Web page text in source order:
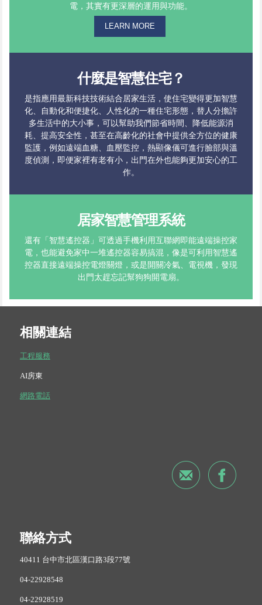
電，其實有更深層的運用與功能。
LEARN MORE
什麼是智慧住宅？
是指應用最新科技技術結合居家生活，使住宅變得更加智慧
化、自動化和便捷化、人性化的一種住宅形態，替人分擔許
多生活中的大小事，可以幫助我們節省時間、降低能源消
耗、提高安全性，甚至在高齡化的社會中提供全方位的健康
監護，例如遠端血糖、血壓監控，熱顯像儀可進行臉部與溫
度偵測，即便家裡有老有小，出門在外也能夠更加安心的工
作。
居家智慧管理系統
還有「智慧遙控器」可透過手機利用互聯網即能遠端操控家
電，也能避免家中一堆遙控器容易搞混，像是可利用智慧遙
控器直接遠端操控電燈關燈，或是開關冷氣、電視機，發現
出門太趕忘記幫狗狗開電扇。
相關連結
工程服務
AI房東
網路電話
聯絡方式
40411 台中市北區漢口路3段77號
04-22928548
04-22928519